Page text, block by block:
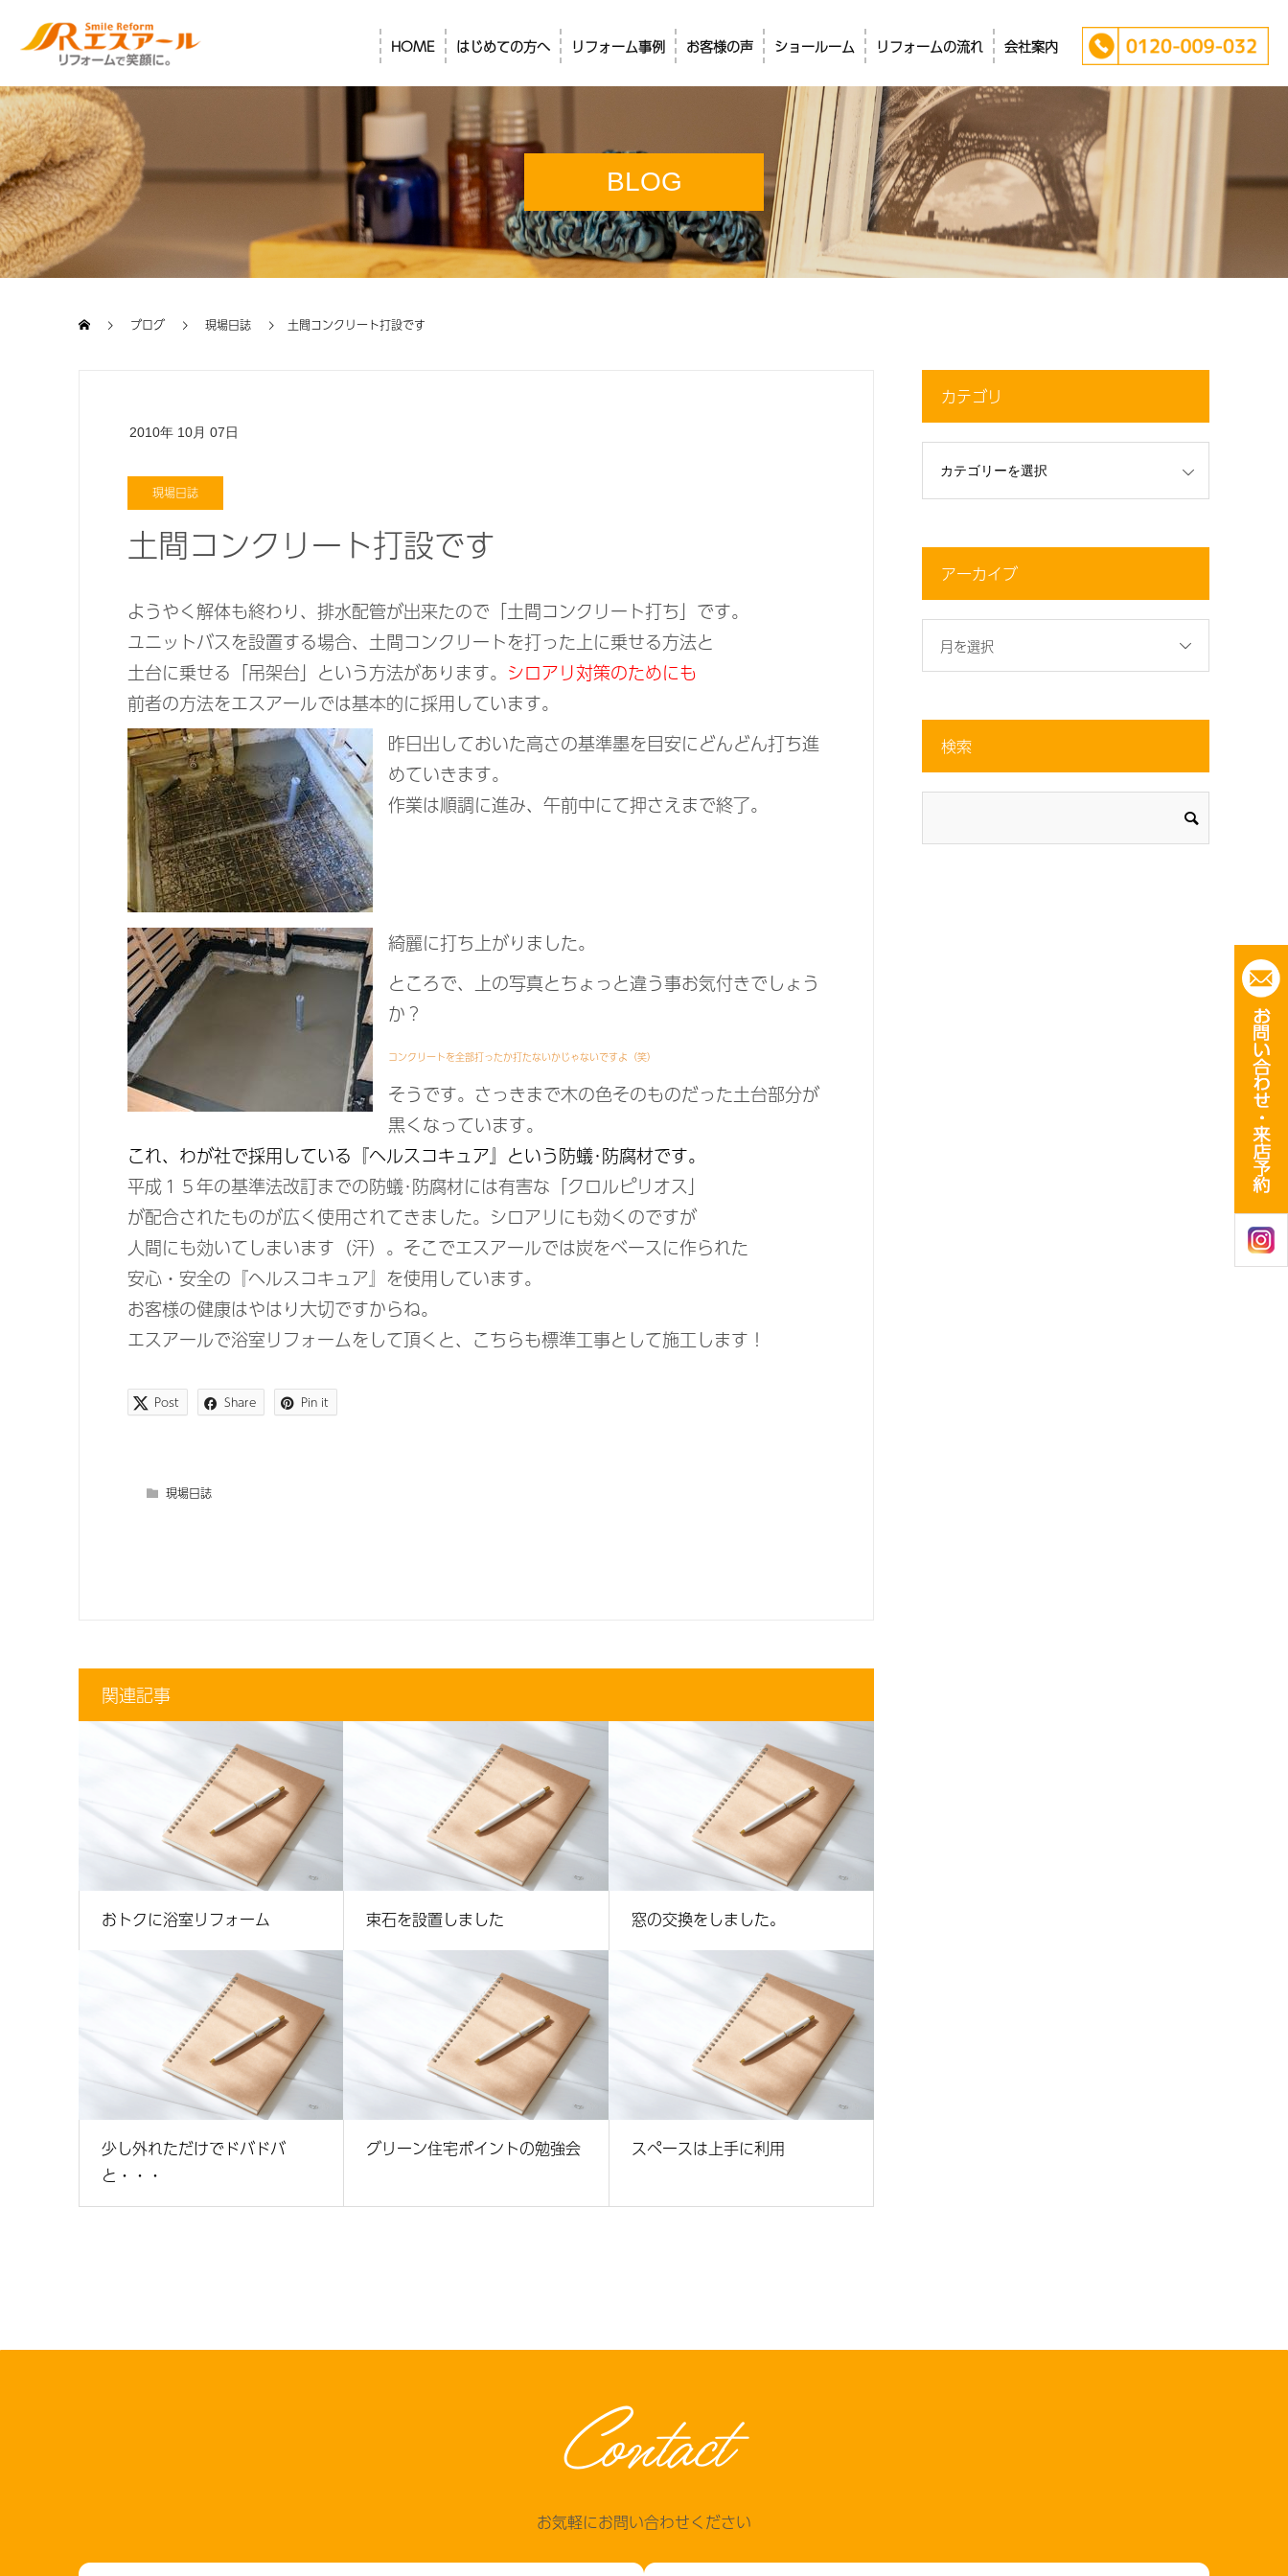
HOME はじめての方へ リフォーム事例 お客様の声 ショールーム リフォームの流れ 会社案内
BLOG
ブログ 現場日誌 土間コンクリート打設です
2010年 10月 07日
現場日誌
土間コンクリート打設です
ようやく解体も終わり、排水配管が出来たので「土間コンクリート打ち」です。
ユニットバスを設置する場合、土間コンクリートを打った上に乗せる方法と
土台に乗せる「吊架台」という方法があります。 シロアリ対策のためにも
前者の方法をエスアールでは基本的に採用しています。
昨日出しておいた高さの基準墨を目安にどんどん打ち進
めていきます。
作業は順調に進み、午前中にて押さえまで終了。
綺麗に打ち上がりました。
ところで、上の写真とちょっと違う事お気付きでしょう
か？
コンクリートを全部打ったか打たないかじゃないですよ（笑）
そうです。さっきまで木の色そのものだった土台部分が
黒くなっています。
これ、わが社で採用している『ヘルスコキュア』という防蟻･防腐材です。
平成１５年の基準法改訂までの防蟻･防腐材には有害な「クロルピリオス」
が配合されたものが広く使用されてきました。シロアリにも効くのですが
人間にも効いてしまいます（汗）。そこでエスアールでは炭をベースに作られた
安心・安全の『ヘルスコキュア』を使用しています。
お客様の健康はやはり大切ですからね。
エスアールで浴室リフォームをして頂くと、こちらも標準工事として施工します！
Post Share Pin it
現場日誌
関連記事
おトクに浴室リフォーム 束石を設置しました 窓の交換をしました。
少し外れただけでドバドバ
と・・・
グリーン住宅ポイントの勉強会 スペースは上手に利用
カテゴリ
アーカイブ
月を選択
検索
Contact
お気軽にお問い合わせください